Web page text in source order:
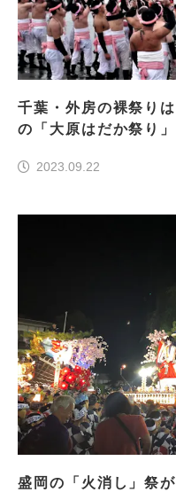
千葉・外房の裸祭り
の「大原はだか祭り
2023.09.22
盛岡の「火消し」祭